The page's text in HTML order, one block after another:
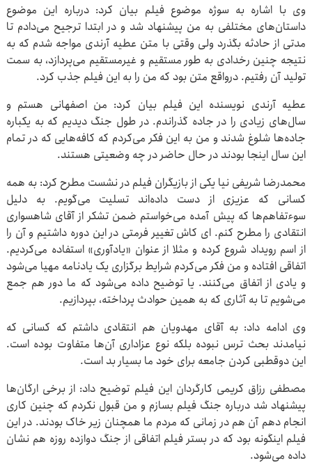
وی با اشاره به سوژه موضوع فیلم بیان کرد: درباره این موضوع
داستان‌های مختلفی به من پیشنهاد شد و در ابتدا ترجیح می‌دادم تا
مدتی از حادثه بگذرد ولی وقتی با متن عطیه آرندی مواجه شدم که به
نتیجه چنین رخدادی به طور مستقیم و غیرمستقیم می‌پردازد، به سمت
تولید آن رفتیم. درواقع متن بود که من را به این فیلم جذب کرد.
عطیه آرندی نویسنده این فیلم بیان کرد: من اصفهانی هستم و
سال‌های زیادی را در جاده گذراندم. در طول جنگ دیدیم که به یکباره
جاده‌ها شلوغ شدند و من به این فکر می‌کردم که کافه‌هایی که در تمام
این سال اینجا بودند در حال حاضر در چه وضعیتی هستند.
محمدرضا شریفی نیا یکی از بازیگران فیلم در نشست مطرح کرد: به همه
کسانی که عزیزی از دست داده‌اند تسلیت می‌گویم. به دلیل
سوءتفاهم‌ها که پیش آمده می‌خواستم ضمن تشکر از آقای شاهسواری
انتقادی را مطرح کنم. ای کاش تغییر فرمتی در این دوره داشتیم و آن را
از اسم رویداد شروع کرده و مثلا از عنوان «یادآوری» استفاده می‌کردیم.
اتفاقی افتاده و من فکر می‌کردم شرایط برگزاری یک یادنامه مهیا می‌شود
و یادی از اتفاق می‌کنند. یا توضیح داده می‌شود که ما دور هم جمع
می‌شویم تا به آثاری که به همین حوادث پرداخته، بپردازیم.
وی ادامه داد: به آقای مهدویان هم انتقادی داشتم که کسانی که
نیامدند بحث ترس نبوده بلکه نوع عزاداری آن‌ها متفاوت بوده است.
این دوقطبی کردن جامعه برای خود ما بسیار بد است.
مصطفی رزاق کریمی کارگردان این فیلم توضیح داد: از برخی ارگان‌ها
پیشنهاد شد درباره جنگ فیلم بسازم و من قبول نکردم که چنین کاری
انجام دهم آن هم در زمانی که مردم ما همچنان زیر خاک بودند. در این
فیلم اینگونه بود که در بستر فیلم اتفاقی از جنگ دوازده روزه هم نشان
داده می‌شود.